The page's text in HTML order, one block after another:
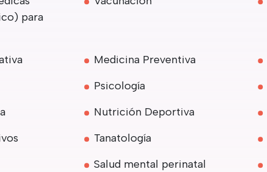
para
Medicina Preventiva
Psicología
Nutrición Deportiva
Tanatología
Salud mental perinatal